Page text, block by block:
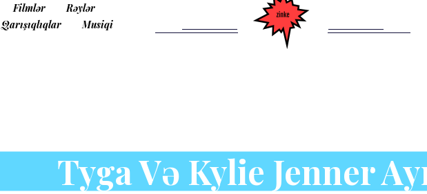
Filmlər
Rəylər
Qarışıqlıqlar
Musiqi
Tyga Və Kylie Jenner